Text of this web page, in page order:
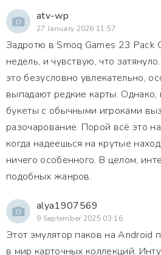
atv-wp
27 January 2026 11:57
Задротю в Smoq Games 23 Pack
недель, и чувствую, что
это безусловно увлекательно,
выпадают редкие карты. Однако,
букеты с обычными игроками
разочарование. Порой всё это
когда надеешься на крутые
ничего особенного. В целом,
подобных жанров.
alya1907569
9 September 2025 03:16
Этот эмулятор паков на Android
в мир карточных коллекций.